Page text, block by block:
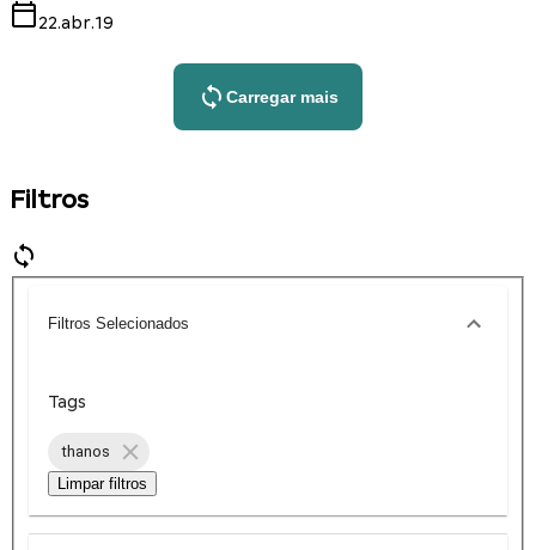
22.abr.19
Carregar mais
Filtros
Filtros Selecionados
Tags
thanos
Limpar filtros